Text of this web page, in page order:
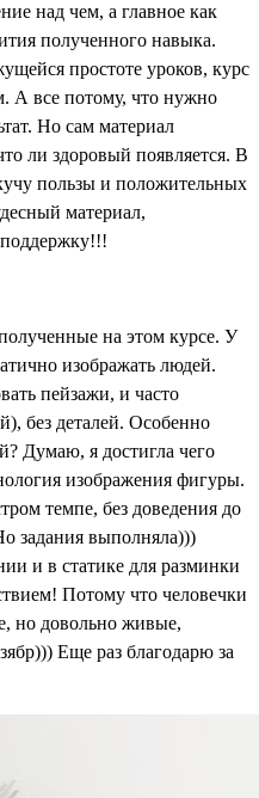
над чем, а главное как
полученного навыка.
простоте уроков, курс
А все потому, что нужно
Но сам материал
ли здоровый появляется. В
пользы и положительных
материал,
на этом курсе. У
изображать людей.
пейзажи, и часто
без деталей. Особенно
Думаю, я достигла чего
изображения фигуры.
темпе, без доведения до
задания выполняла)))
и в статике для разминки
Потому что человечки
но довольно живые,
Еще раз благодарю за